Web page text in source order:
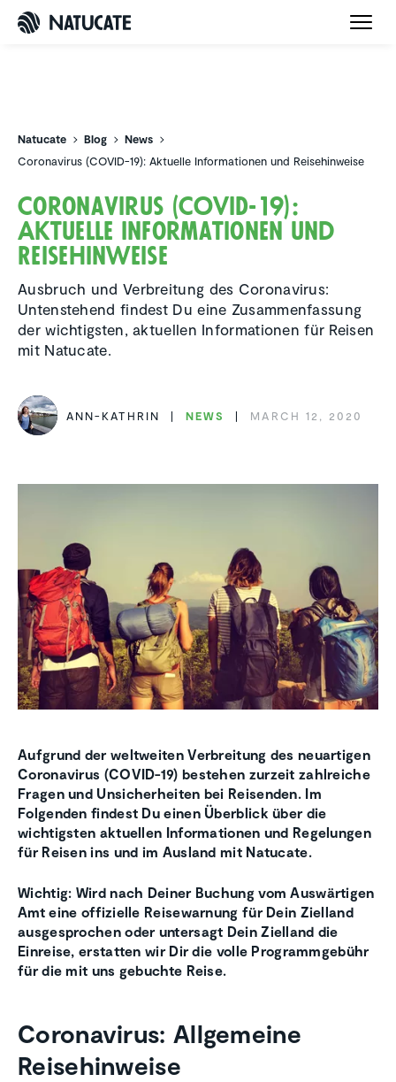
Natucate Blog
News
Coronavirus (COVID-19): Aktuelle Informationen und Reisehinweise
Corona­virus (COVID-19):
Aktuelle Infor­ma­tionen und
Reise­h­in­weise
Ausbruch und Verbreitung des Coronavirus:
Untenstehend findest Du eine Zusammenfassung
der wichtigsten, aktuellen Informationen für Reisen
mit Natucate.
ANN-KATHRIN NEWS MARCH 12, 2020
Aufgrund der weltweiten Verbreitung des neuartigen
Coronavirus (COVID-19) bestehen zurzeit zahlreiche
Fragen und Unsicherheiten bei Reisenden. Im
Folgenden findest Du einen Überblick über die
wichtigsten aktuellen Informationen und Regelungen
für Reisen ins und im Ausland mit Natucate.
Wichtig: Wird nach Deiner Buchung vom Auswärtigen
Amt eine offizielle Reisewarnung für Dein Zielland
ausgesprochen oder untersagt Dein Zielland die
Einreise, erstatten wir Dir die volle Programmgebühr
für die mit uns gebuchte Reise.
Coronavirus: Allgemeine
Reisehinweise